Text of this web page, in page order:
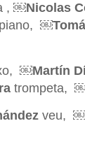
, ￼Nicolas
piano, ￼
￼Martín
trompeta,
veu, ￼